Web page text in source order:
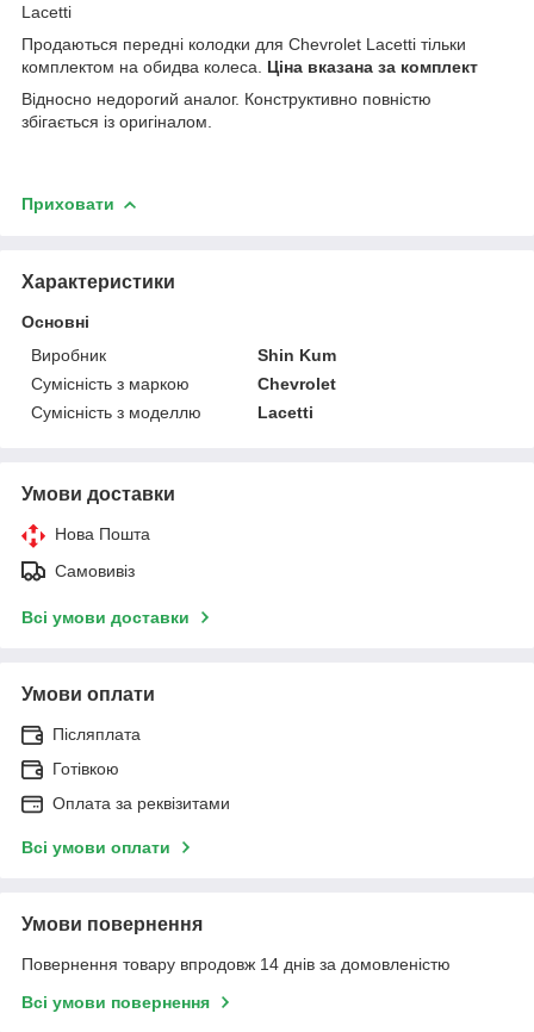
Lacetti
Продаються передні колодки для Chevrolet Lacetti тільки
комплектом на обидва колеса. Ціна вказана за комплект
Відносно недорогий аналог. Конструктивно повністю
збігається із оригіналом.
Приховати
Характеристики
Основні
Виробник
Shin Kum
Сумісність з маркою
Chevrolet
Сумісність з моделлю
Lacetti
Умови доставки
Нова Пошта
Самовивіз
Всі умови доставки
Умови оплати
Післяплата
Готівкою
Оплата за реквізитами
Всі умови оплати
Умови повернення
Повернення товару впродовж 14 днів за домовленістю
Всі умови повернення